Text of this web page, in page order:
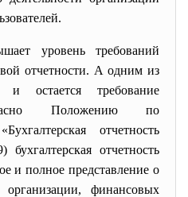
уровень требований
отчетности. А одним из
остается требование
Положению по
отчетность
отчетность
и полное представление о
финансовых